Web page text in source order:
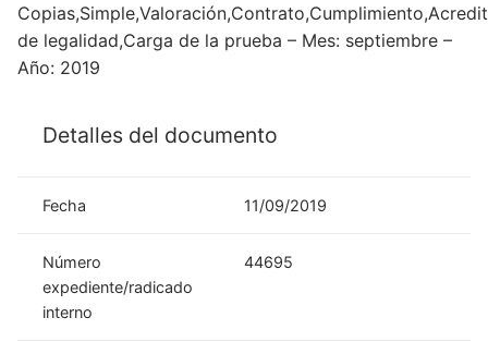
de legalidad,Carga de la prueba – Mes: septiembre –
Año: 2019
Detalles del documento
Fecha 11/09/2019
Número
expediente/radicado
interno
44695